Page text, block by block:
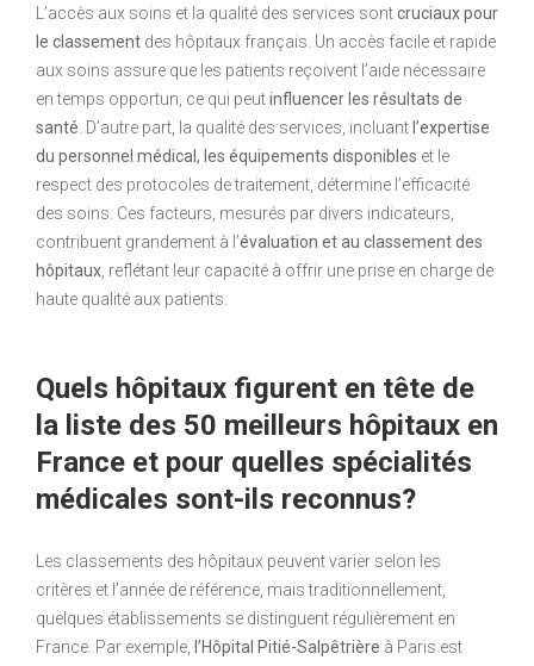
L’accès aux soins et la qualité des services sontcruciaux pour
le classement des hôpitaux français. Un accès facile et rapide
aux soins assure que les patients reçoivent l’aide nécessaire
en temps opportun, ce qui peutinfluencer les résultats de
santé . D’autre part, la qualité des services, incluant l’expertise
du personnel médical, les équipements disponibles et le
respect des protocoles de traitement, détermine l’efficacité
des soins. Ces facteurs, mesurés par divers indicateurs,
contribuent grandement à l’évaluation et au classement des
hôpitaux , reflétant leur capacité à offrir une prise en charge de
haute qualité aux patients.
Quels hôpitaux figurent en tête de
la liste des 50 meilleurs hôpitaux en
France et pour quelles spécialités
médicales sont-ils reconnus?
Les classements des hôpitaux peuvent varier selon les
critères et l’année de référence, mais traditionnellement,
quelques établissements se distinguent régulièrement en
France. Par exemple, l’Hôpital Pitié-Salpêtrière à Paris est